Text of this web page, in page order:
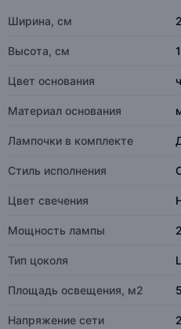
Ширина, см
Высота, см
Цвет основания
Материал основания
Лампочки в комплекте
Стиль исполнения
Цвет свечения
Мощность лампы
Тип цоколя
Площадь освещения, м2
Напряжение сети